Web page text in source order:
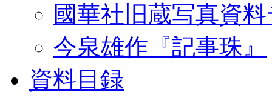
國華社旧蔵写真資
今泉雄作『記事珠』
資料目録